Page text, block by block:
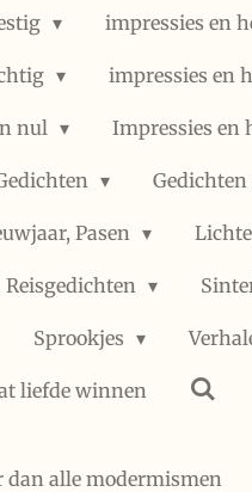
impressies en
impressies en
nul Impressies en
Pasen
Reisgedichten
Sprookjes
liefde winnen
dan alle modermismen